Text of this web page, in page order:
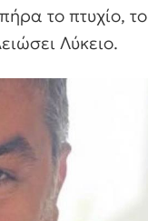
το πτυχίο, το
Λύκειο.